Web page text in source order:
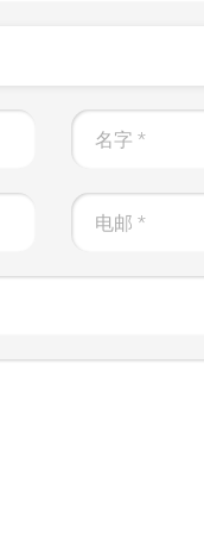
名字 *
电邮 *